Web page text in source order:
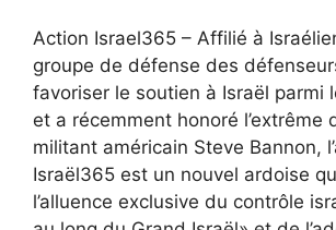
Action Israel365 – Affilié à
groupe de défense des
favoriser le soutien à Israël parmi
et a récemment honoré l’extrême
militant américain Steve Bannon,
Israël365 est un nouvel ardoise
l’alluence exclusive du contrôle